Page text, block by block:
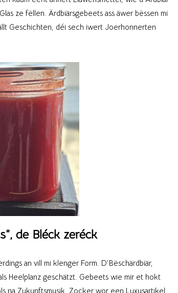
ze fëllen. Ärdbiärsgebeets ass äwer bëssen mi
Geschichten, déi sech iwert Joerhonnerten
de Bléck zeréck
an vill mi klenger Form. D’Bëschärdbiär,
als Heelplanz geschätzt. Gebeets wie mir et hokt
na Zukunftsmusik. Zocker wor een Luxusartikel,